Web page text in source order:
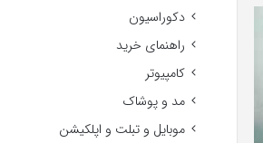
دکوراسیون
راهنمای خرید
کامپیوتر
مد و پوشاک
موبایل و تبلت و اپلکیشن